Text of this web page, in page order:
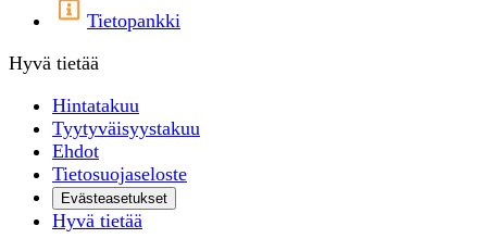
Tietopankki
Hyvä tietää
Hintatakuu
Tyytyväisyystakuu
Ehdot
Tietosuojaseloste
Evästeasetukset
Hyvä tietää